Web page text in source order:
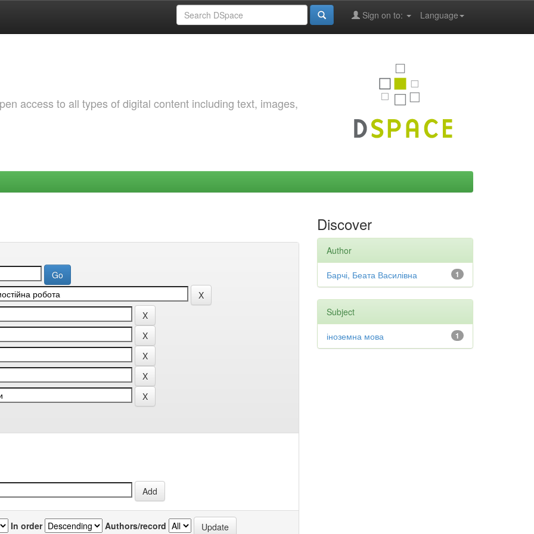
Language
Sign on to:
access to all types of digital content including text, images,
In order Authors/record
Discover
Author
1
Барчі, Беата Василівна
Subject
1
іноземна мова